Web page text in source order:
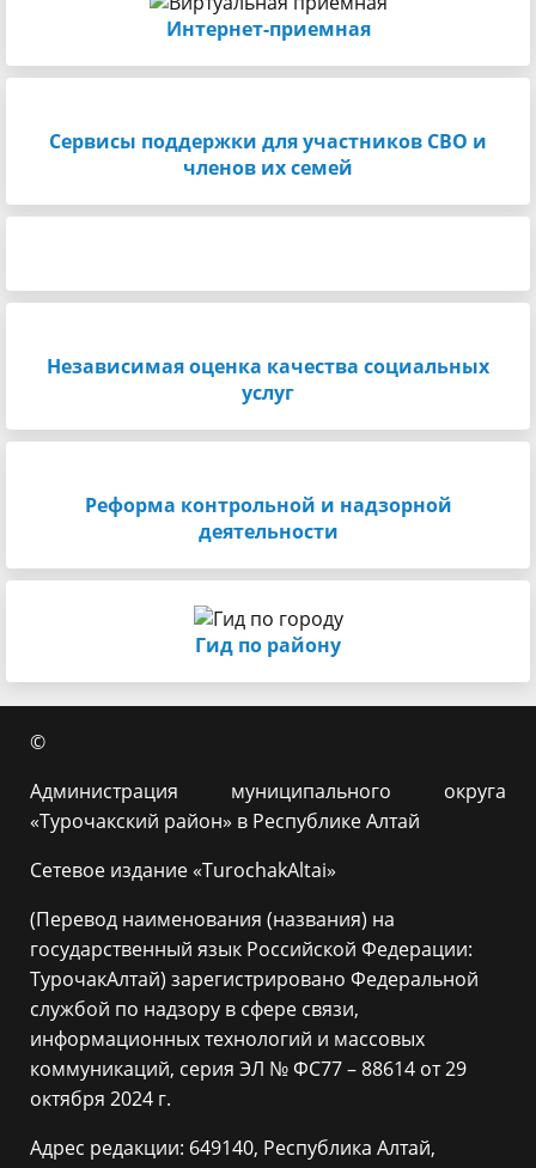
Интернет-приемная
Сервисы поддержки для участников СВО и
членов их семей
Независимая оценка качества социальных
услуг
Реформа контрольной и надзорной
деятельности
Гид по району
©
Администрация муниципального округа
«Турочакский район» в Республике Алтай
Сетевое издание «TurochakAltai»
(Перевод наименования (названия) на
государственный язык Российской Федерации:
ТурочакАлтай) зарегистрировано Федеральной
службой по надзору в сфере связи,
информационных технологий и массовых
коммуникаций, серия ЭЛ № ФС77 – 88614 от 29
октября 2024 г.
Адрес редакции: 649140, Республика Алтай,